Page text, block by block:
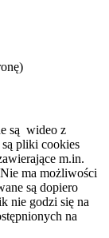
są wideo z
pliki cookies
m.in.
ma możliwości
są dopiero
nie godzi się na
na